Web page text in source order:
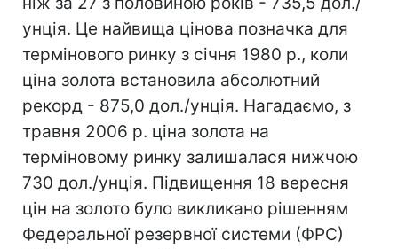
унція. Це найвища цінова позначка для
термінового ринку з січня 1980 р., коли
ціна золота встановила абсолютний
рекорд - 875,0 дол./унція. Нагадаємо, з
травня 2006 р. ціна золота на
терміновому ринку залишалася нижчою
730 дол./унція. Підвищення 18 вересня
цін на золото було викликано рішенням
Федеральної резервної системи (ФРС)